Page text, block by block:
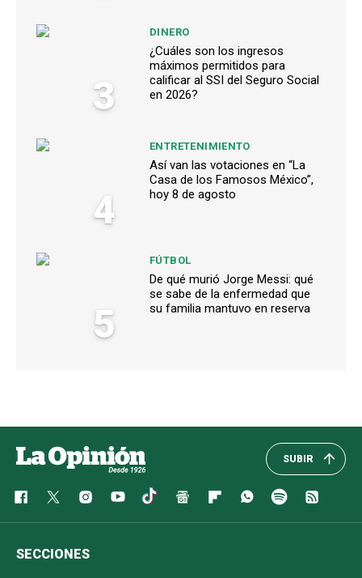
3
DINERO
¿Cuáles son los ingresos
máximos permitidos para
calificar al SSI del Seguro Social
en 2026?
4
ENTRETENIMIENTO
Así van las votaciones en “La
Casa de los Famosos México”,
hoy 8 de agosto
5
FÚTBOL
De qué murió Jorge Messi: qué
se sabe de la enfermedad que
su familia mantuvo en reserva
SUBIR
SECCIONES